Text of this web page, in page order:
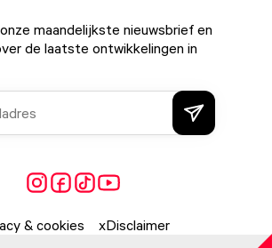
maandelijkste nieuwsbrief en
de laatste ontwikkelingen in
& cookies Disclaimer